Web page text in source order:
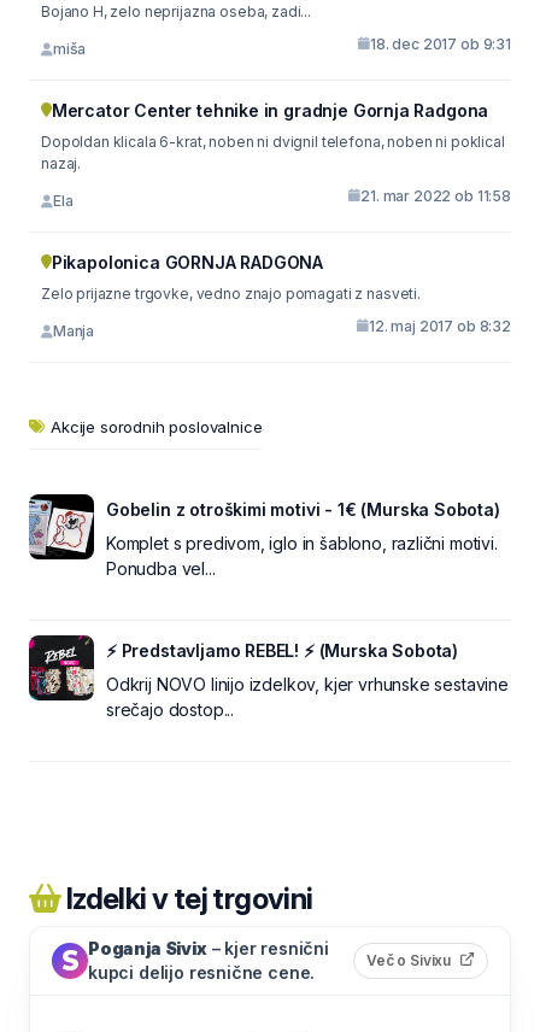
Bojano H, zelo neprijazna oseba, zadi...
miša 18. dec 2017 ob 9:31
Mercator Center tehnike in gradnje Gornja Radgona
Dopoldan klicala 6-krat, noben ni dvignil telefona, noben ni poklical
nazaj.
Ela 21. mar 2022 ob 11:58
Pikapolonica GORNJA RADGONA
Zelo prijazne trgovke, vedno znajo pomagati z nasveti.
Manja 12. maj 2017 ob 8:32
Akcije sorodnih poslovalnice
Gobelin z otroškimi motivi - 1€ (Murska Sobota)
Komplet s predivom, iglo in šablono, različni motivi.
Ponudba vel...
⚡ Predstavljamo REBEL! ⚡ (Murska Sobota)
Odkrij NOVO linijo izdelkov, kjer vrhunske sestavine
srečajo dostop...
Izdelki v tej trgovini
Poganja Sivix – kjer resnični
kupci delijo resnične cene.
Več o Sivixu (odpre